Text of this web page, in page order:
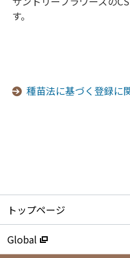
す。
種苗法に基づく登録に
トップページ
Global